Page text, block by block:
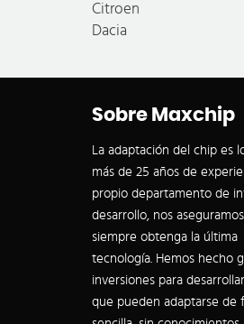
Citroen
Dacia
Sobre Maxchip
La adaptación del chip es
más de 25 años de
propio departamento de
desarrollo, nos
siempre obtenga la última
tecnología. Hemos hecho
inversiones para
que pueden adaptarse de